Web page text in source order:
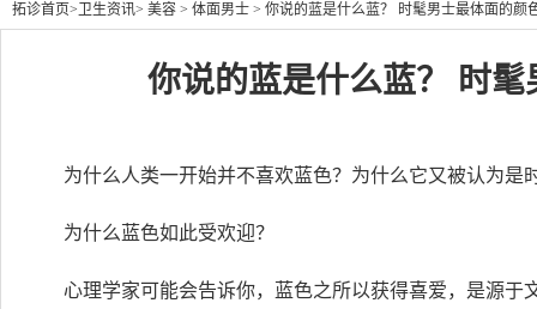
拓诊首页> 卫生资讯> 美容 > 体面男士 > 你说的蓝是什么蓝？ 时髦男士最体面的颜
你说的蓝是什么蓝？ 时
为什么人类一开始并不喜欢蓝色？为什么它又被认为是
为什么蓝色如此受欢迎？
心理学家可能会告诉你，蓝色之所以获得喜爱，是源